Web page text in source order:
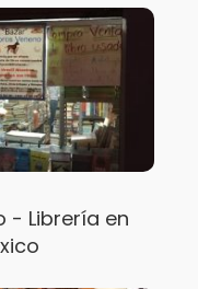
- Librería en